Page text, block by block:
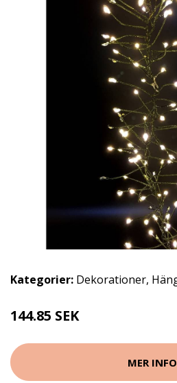
Kategorier: Dekorationer,
144.85 SEK
MER